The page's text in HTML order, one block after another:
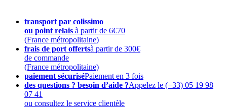
transport par colissimo
ou point relais à partir de 6€70
(France métropolitaine)
frais de port offertsà partir de 300€
de commande
(France métropolitaine)
paiement sécuriséPaiement en 3 fois
des questions ? besoin d’aide ?Appelez le (+33) 05 19 98
07 41
ou consultez le service clientèle